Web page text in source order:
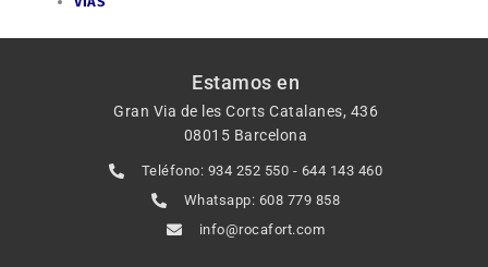
Estamos en
Gran Via de les Corts Catalanes, 436
08015 Barcelona
Teléfono: 934 252 550 - 644 143 460
Whatsapp: 608 779 858
info@rocafort.com